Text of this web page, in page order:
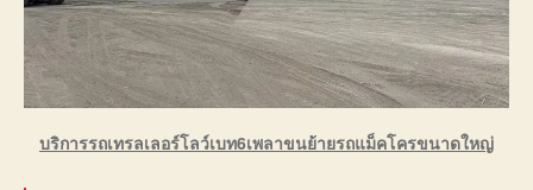
บริการรถเทรลเลอร์โลว์เบท6เพลาขนย้ายรถแม็คโครขนาดใหญ่